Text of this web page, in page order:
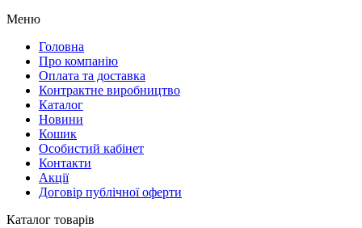
Меню
Головна
Про компанію
Оплата та доставка
Контрактне виробництво
Каталог
Новини
Кошик
Особистий кабінет
Контакти
Акції
Договір публічної оферти
Каталог товарів